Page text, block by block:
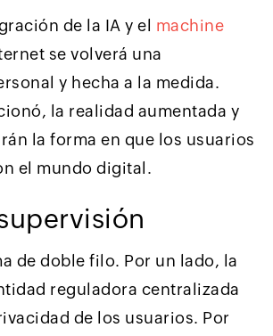
de la IA y el machine
se volverá una
y hecha a la medida.
la realidad aumentada y
la forma en que los usuarios
el mundo digital.
de doble filo. Por un lado, la
reguladora centralizada
de los usuarios. Por